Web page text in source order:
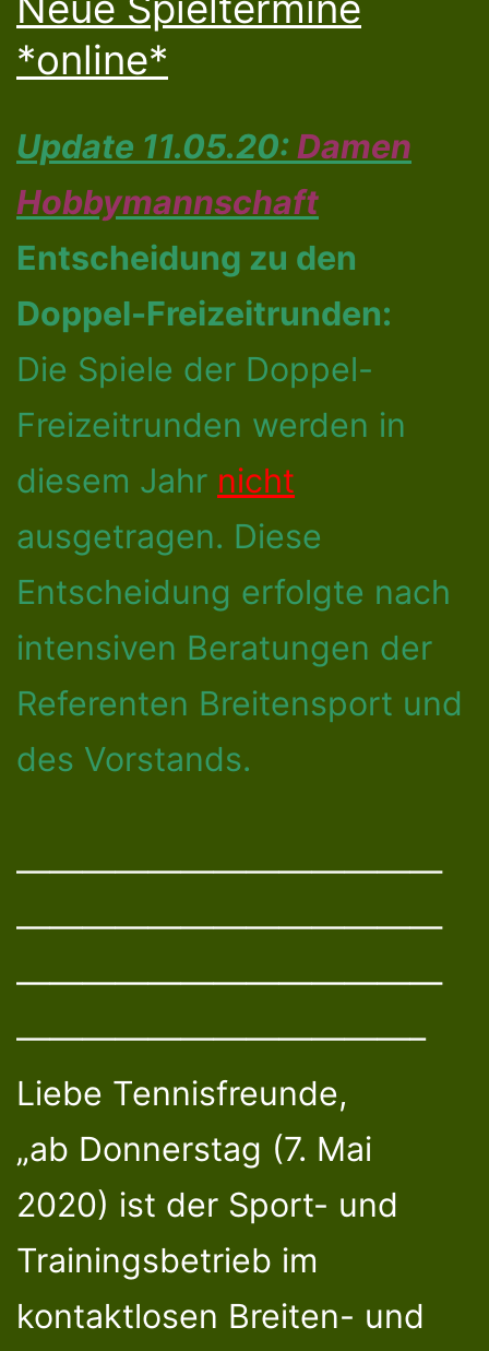
*online*
Update 11.05.20: Damen
Hobbymannschaft
Entscheidung zu den
Doppel-Freizeitrunden:
Die Spiele der Doppel-
Freizeitrunden werden in
diesem Jahr nicht
ausgetragen. Diese
Entscheidung erfolgte nach
intensiven Beratungen der
Referenten Breitensport und
des Vorstands.
—————————————
—————————————
—————————————
————————————–
Liebe Tennisfreunde,
„ab Donnerstag (7. Mai
2020) ist der Sport- und
Trainingsbetrieb im
kontaktlosen Breiten- und